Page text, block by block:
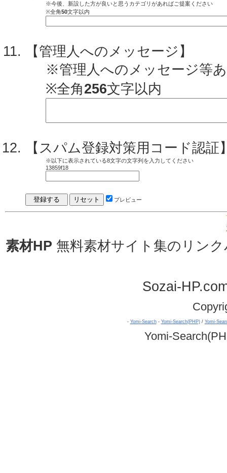
※今後、新設した方が良いと思うカテゴリがあればご提案ください
※全角50文字以内
【管理人へのメッセージ】
※管理人へのメッセージ等
※全角256文字以内
【スパム登録対策用コード認証
※以下に表示されている8文字の文字列を入力してください
13859f18
プレビュー
素材HP 無料素材サイト集のリン
Sozai-
- Yomi-Search- Yomi-Search(PHP)/ Yomi-
Yomi-